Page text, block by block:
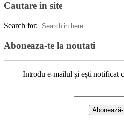
Cautare in site
Search for:
Aboneaza-te la noutati
Introdu e-mailul și ești notificat